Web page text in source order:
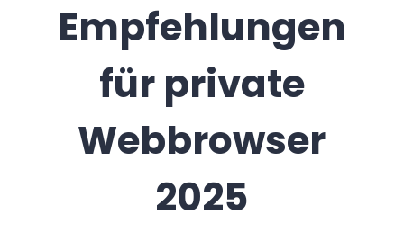
Empfehlungen
für private
Webbrowser
2025